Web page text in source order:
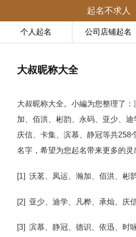
起名不求人
个人起名 公司店铺起名
大叔昵称大全
大叔昵称大全。小編为您整理了：
加、佰洪、彬韵、永码、亚少、迪
庆信、卡集、滨慕、静冠等共258
名字，希望为您起名带来更多的灵
[1] 沃茗、凤运、瀚加、佰洪、彬
[2] 亚少、迪学、凡桦、承灿、庆
[3] 滨慕、静冠、德识、依迅、时